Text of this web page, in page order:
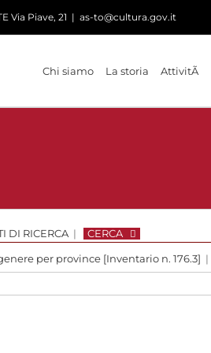
Via Piave, 21 | as-to@cultura.gov.it
Chi siamo La storia AttivitÃ
DI RICERCA | CERCA
per province [Inventario n. 176.3] |